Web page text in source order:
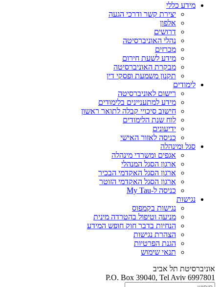
מידע כללי
יצירת קשר ודרכי הגעה
אלפון
דרושים
נהלי האוניברסיטה
מכרזים
מידע לשעת חירום
מבקרת האוניברסיטה
תקנון משמעת ופסקי דין
לימודים
רישום לאוניברסיטה
מידע למתעניינים בלימודים
חישוב סיכויי קבלה לתואר ראשון
לוח שנת הלימודים
ידיעונים
כניסה לאזור האישי
סגל ומינהלה
אגפים ומשרדי מינהלה
ארגון הסגל המנהלי
ארגון הסגל האקדמי הבכיר
ארגון הסגל האקדמי הזוטר
כניסה ל-My Tau
נגישות
נגישות בקמפוס
מניעה וטיפול בהטרדה מינית
הנחיות בדבר חוק חופש המידע
הצהרת נגישות
הגנת הפרטיות
תנאי שימוש
אוניברסיטת תל אביב
P.O. Box 39040, Tel Aviv 6997801